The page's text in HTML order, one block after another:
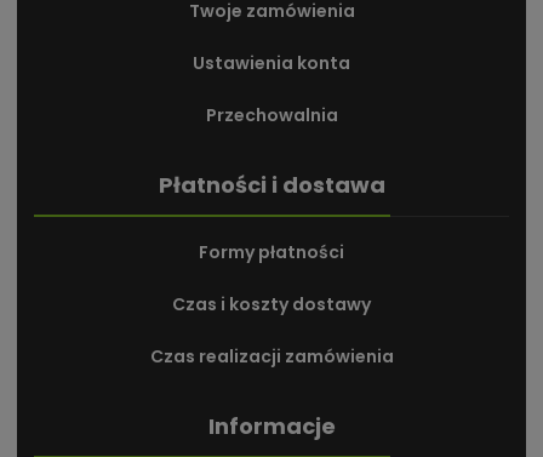
Twoje zamówienia
Ustawienia konta
Przechowalnia
Płatności i dostawa
Formy płatności
Czas i koszty dostawy
Czas realizacji zamówienia
Informacje